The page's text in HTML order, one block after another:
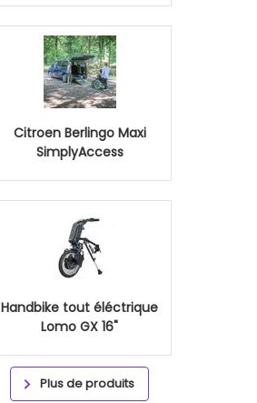
Citroen Berlingo Maxi
SimplyAccess
Handbike tout éléctrique
Lomo GX 16"
Plus de produits